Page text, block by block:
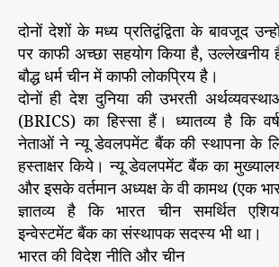
दोनों देशों के मध्य प्रतिद्वंद्विता के बावजूद
पर काफी अच्छा सहयोग किया है, उल्लेखनीय
बौद्ध धर्म चीन में काफी लोकप्रिय है।
दोनों ही देश दुनिया की उभरती
(BRICS) का हिस्सा हैं। ध्यातव्य है कि
नेताओं ने न्यू डेवलपमेंट बैंक की स्थापना के
हस्ताक्षर किये। न्यू डेवलपमेंट बैंक का
और इसके वर्तमान अध्यक्ष के वी कामथ (एक
ज्ञातव्य है कि भारत चीन समर्थित
इन्वेस्टमेंट बैंक का संस्थापक सदस्य भी था।
भारत की विदेश नीति और चीन